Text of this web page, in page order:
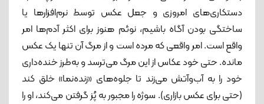
دستکاری‌های امروزی و جعل عکس توسط نرم‌افزارها یا
ساختگی بودن آگاه باشیم، نوئم هنوز برای اکثر آدم‌ها امر
واقع است. امر واقعی که مرده است و از مرگ آن تنها یک عکس
مانده. حتی خود عکاس از این مرگ می‌ترسد و به‌طرز خنده‌داری
خود را به آب‌و‌آتش می‌زند تا جلوه‌های «زنده‌نما» خلق کند
(حتی برای عکس بازاری). سوژه را مجبور به پُز گرفتن می‌کند، او را